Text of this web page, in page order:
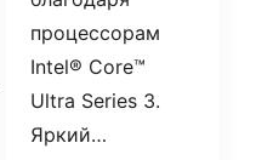
процессорам
Intel® Core™
Ultra Series 3.
Яркий…